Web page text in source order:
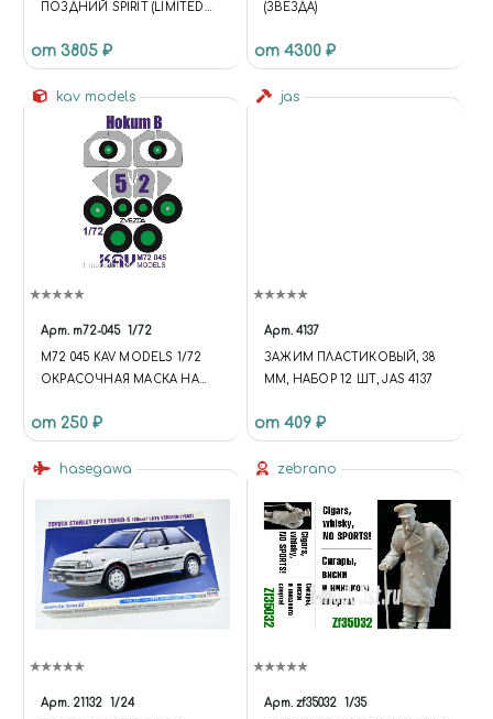
ПОЗДНИЙ SPIRIT (LIMITED
от 3805 ₽
(ЗВЕЗДА)
от 4300 ₽
kav models
Арт. m72-045 1/72
M72 045 KAV MODELS 1/72
ОКРАСОЧНАЯ МАСКА НА
от 250 ₽
jas
Арт. 4137
ЗАЖИМ ПЛАСТИКОВЫЙ, 38
ММ, НАБОР 12 ШТ, JAS 4137
от 409 ₽
hasegawa
Арт. 21132 1/24
zebrano
Арт. zf35032 1/35